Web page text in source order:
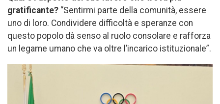
gratificante? “Sentirmi parte della comunità, essere
uno di loro. Condividere difficoltà e speranze con
questo popolo dà senso al ruolo consolare e rafforza
un legame umano che va oltre l’incarico istituzionale”.